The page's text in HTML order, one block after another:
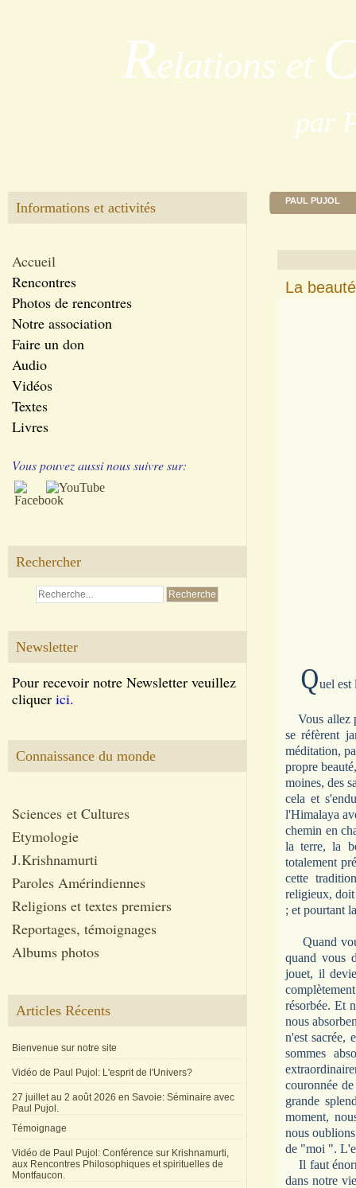
Relations et
par
Informations et activités
Accueil
Rencontres
Photos de rencontres
Notre association
Faire un don
Audio
Vidéos
Textes
Livres
Vous pouvez aussi nous suivre sur:
Rechercher
Newsletter
Pour recevoir notre Newsletter veuillez
cliquer ici.
Connaissance du monde
Sciences et Cultures
Etymologie
J.Krishnamurti
Paroles Amérindiennes
Religions et textes premiers
Reportages, témoignages
Albums photos
Articles Récents
Bienvenue sur notre site
Vidéo de Paul Pujol: L'esprit de l'Univers?
27 juillet au 2 août 2026 en Savoie: Séminaire avec
Paul Pujol.
Témoignage
Vidéo de Paul Pujol: Conférence sur Krishnamurti,
aux Rencontres Philosophiques et spirituelles de
Montfaucon.
PAUL PUJOL
La
Quel est
Vous allez
se réfèrent
méditation,
propre
moines, des
cela et
l'Himalaya
chemin en
la terre, la
totalement
cette
religieux, doit
; et pourtant
Quand
quand vous
jouet, il
résorbée. Et
nous
n'est sacrée,
sommes
couronnée
grande
moment,
nous
de "moi ".
Il faut
dans notre